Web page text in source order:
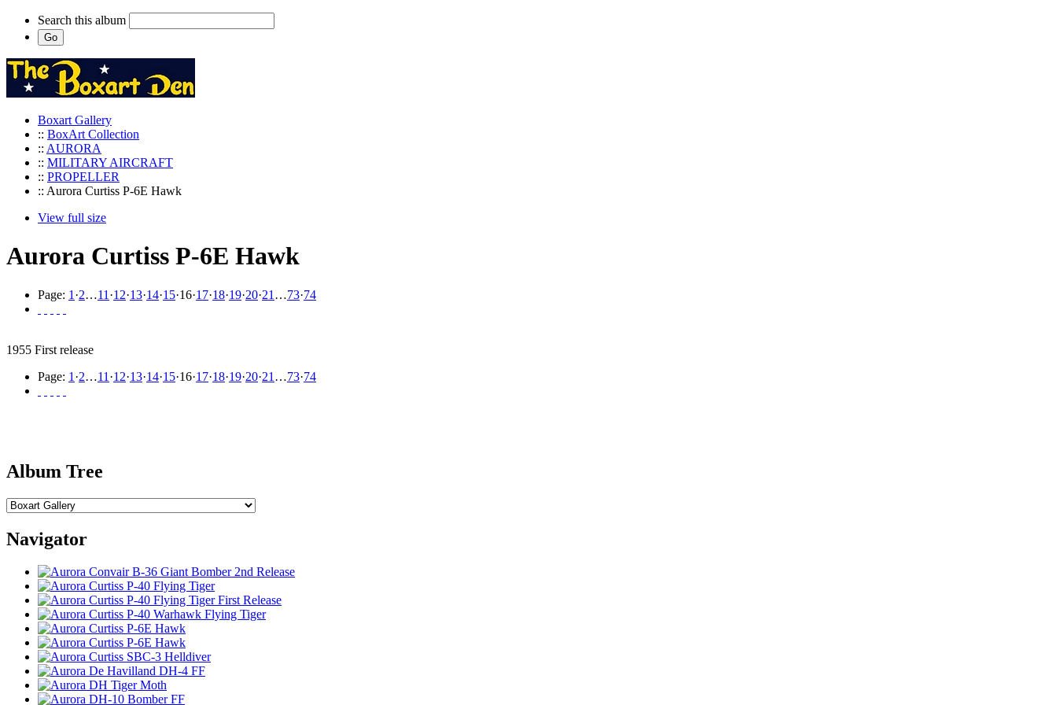
Search this album
Boxart Gallery
:: BoxArt Collection
:: AURORA
:: MILITARY AIRCRAFT
:: PROPELLER
:: Aurora Curtiss P-6E Hawk
View full size
Aurora Curtiss P-6E Hawk
Page: 1 ·2…11 ·12·13·14·15·16·17·18·19·20·21 …73·74
1955 First release
Page: 1 ·2…11 ·12·13·14·15·16·17·18·19·20·21 …73·74
Album Tree
Navigator